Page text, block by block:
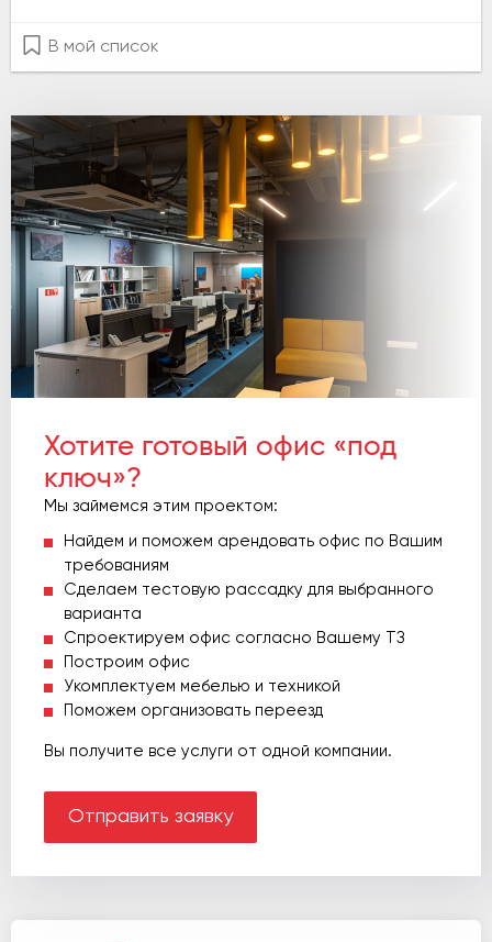
В мой список
Хотите готовый офис «под
ключ»?
Мы займемся этим проектом:
Найдем и поможем арендовать офис по Вашим
требованиям
Сделаем тестовую рассадку для выбранного
варианта
Спроектируем офис согласно Вашему ТЗ
Построим офис
Укомплектуем мебелью и техникой
Поможем организовать переезд
Вы получите все услуги от одной компании.
Отправить заявку